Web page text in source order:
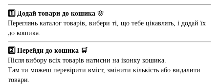
1️⃣ Додай товари до кошика 🌸
Переглянь каталог товарів, вибери ті, що тебе цікавлять, і додай їх
до кошика.
2️⃣ Перейди до кошика 🛒
Після вибору всіх товарів натисни на іконку кошика.
Там ти можеш перевірити вміст, змінити кількість або видалити
товари.